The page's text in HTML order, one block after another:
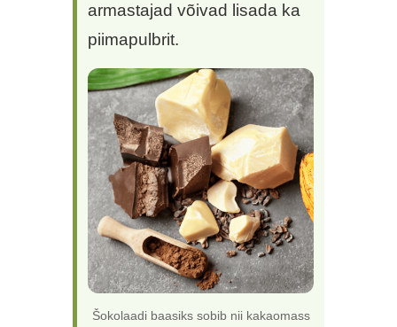
armastajad võivad lisada ka
piimapulbrit.
Šokolaadi baasiks sobib nii kakaomass